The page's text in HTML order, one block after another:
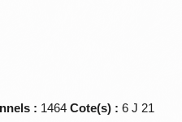
: 1464Cote(s) : 6 J 21